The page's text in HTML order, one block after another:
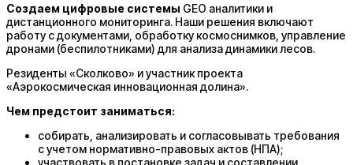
Создаем цифровые системы GEO аналитики и
дистанционного мониторинга. Наши решения включают
работу с документами, обработку космоснимков, управление
дронами (беспилотниками) для анализа динамики лесов.
Резиденты «Сколково» и участник проекта
«Аэрокосмическая инновационная долина».
Чем предстоит заниматься:
cобирать, анализировать и согласовывать требования
с учетом нормативно-правовых актов (НПА);
участвовать в постановке задач и составлении